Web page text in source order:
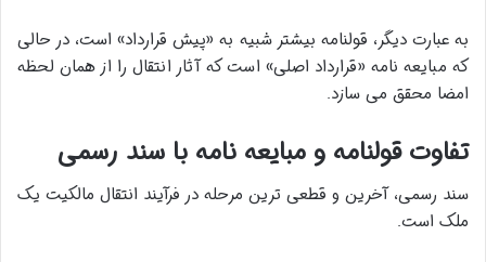
به عبارت دیگر، قولنامه بیشتر شبیه به «پیش قرارداد» است، در حالی
که مبایعه نامه «قرارداد اصلی» است که آثار انتقال را از همان لحظه
امضا محقق می سازد.
تفاوت قولنامه و مبایعه نامه با سند رسمی
سند رسمی، آخرین و قطعی ترین مرحله در فرآیند انتقال مالکیت یک
ملک است.